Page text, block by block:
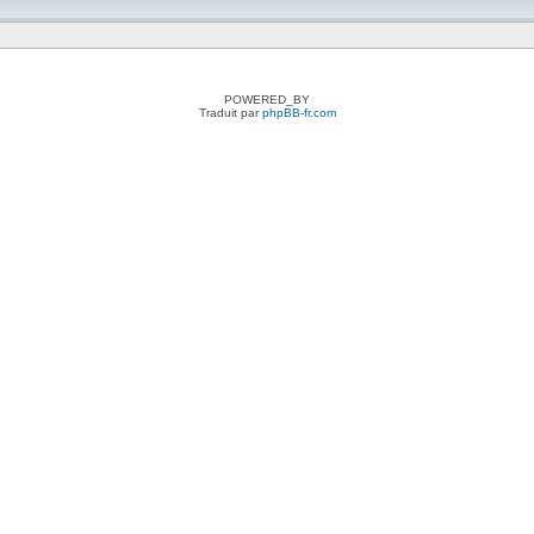
POWERED_BY
Traduit parphpBB-fr.com